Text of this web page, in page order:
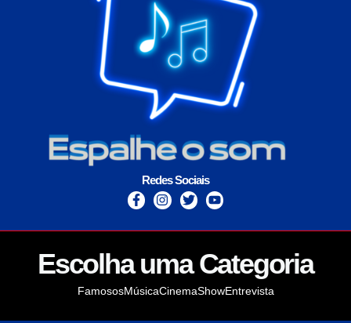
Redes Sociais
Escolha uma Categoria
FamososMúsicaCinemaShowEntrevista